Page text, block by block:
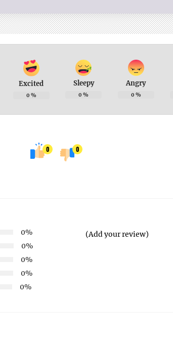
Excited
0 %
Sleepy
0 %
Angry
0 %
0 0
0%
0%
0%
0%
0%
(Add your review)